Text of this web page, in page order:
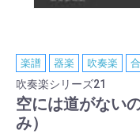
楽譜 器楽 吹奏楽
吹奏楽シリーズ21
空には道がない
み）